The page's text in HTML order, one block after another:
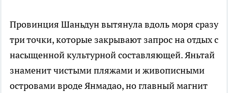
Провинция Шаньдун вытянула вдоль моря сразу
три точки, которые закрывают запрос на отдых с
насыщенной культурной составляющей. Яньтай
знаменит чистыми пляжами и живописными
островами вроде Янмадао, но главный магнит